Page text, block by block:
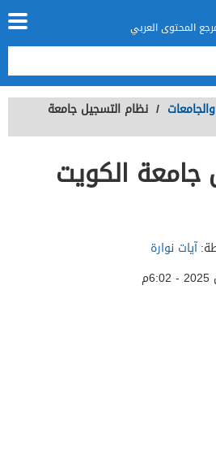
المحتوى العربي
/ نظام التسجيل جامعة
جامعة الكويت
آيات نوارة